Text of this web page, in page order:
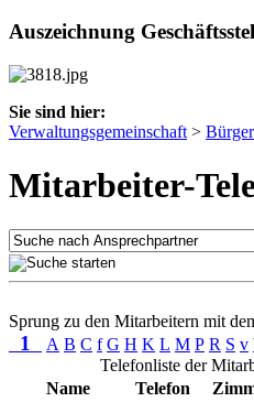
Auszeichnung
Sie sind hier:
Verwaltungsgemeinschaft >
Mitarbeiter-
Sprung zu den Mitarbeitern mit
1 A B C f G H K L M P R S v
Telefonliste der
Name
Telefon